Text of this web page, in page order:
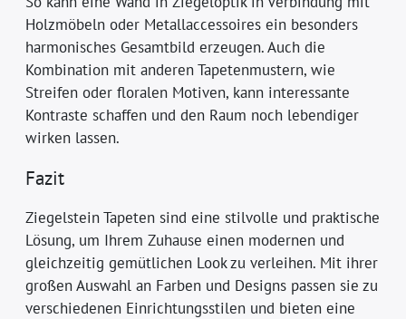
Holzmöbeln oder Metallaccessoires ein besonders
harmonisches Gesamtbild erzeugen. Auch die
Kombination mit anderen Tapetenmustern, wie
Streifen oder floralen Motiven, kann interessante
Kontraste schaffen und den Raum noch lebendiger
wirken lassen.
Fazit
Ziegelstein Tapeten sind eine stilvolle und praktische
Lösung, um Ihrem Zuhause einen modernen und
gleichzeitig gemütlichen Look zu verleihen. Mit ihrer
großen Auswahl an Farben und Designs passen sie zu
verschiedenen Einrichtungsstilen und bieten eine